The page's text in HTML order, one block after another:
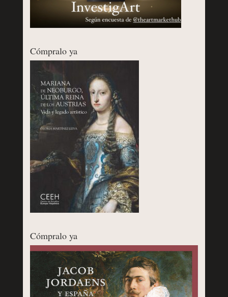
Cómpralo ya
Cómpralo ya